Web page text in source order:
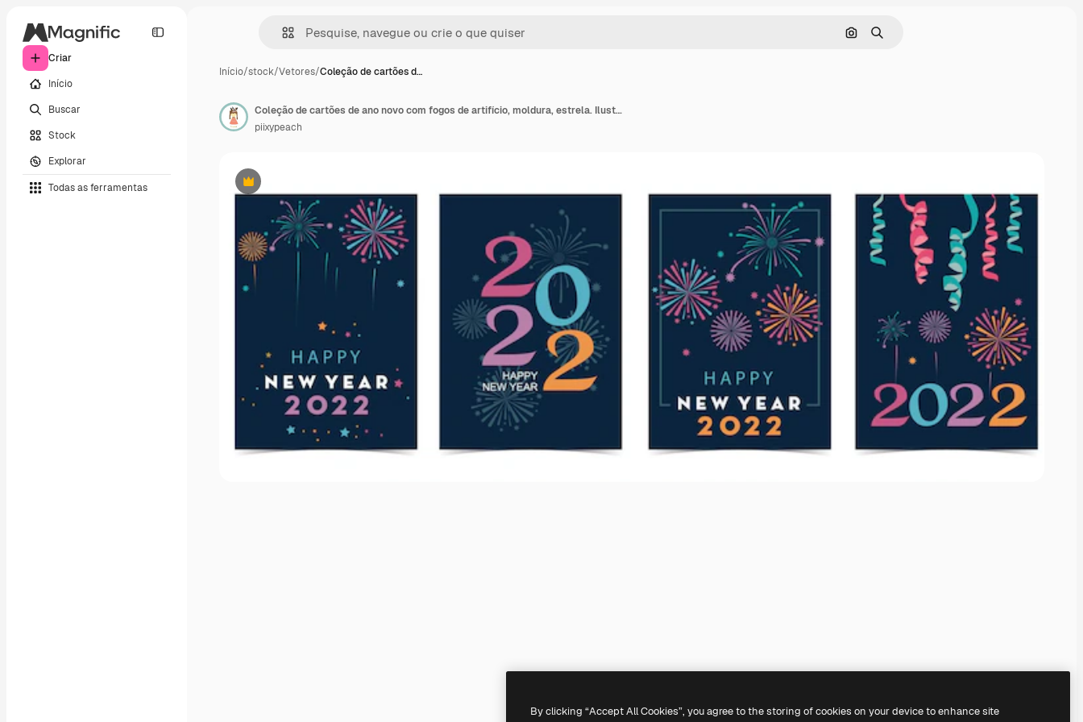
Criar
Início
Buscar
Stock
Explorar
Todas as ferramentas
Pesquisar por imagem
Buscar
Início/stock/Vetores/Coleção de cartões d…
Premium
Coleção de cartões de ano novo com fogos de artifício, moldura, estrela. Ilustração vetorial para cartaz, cartão postal, banner, capa
piixypeach
By clicking “Accept All Cookies”, you agree to the storing of cookies on your device to enhance site